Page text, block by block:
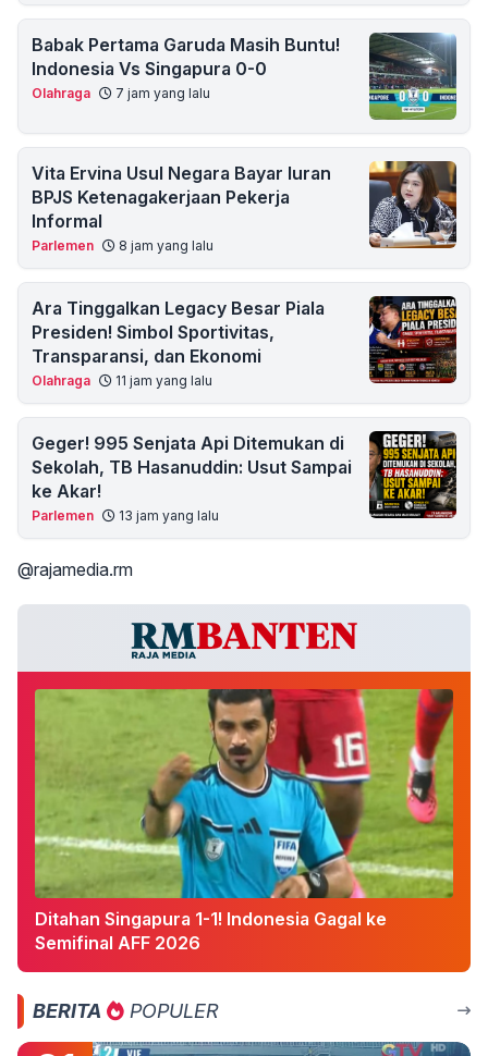
Babak Pertama Garuda Masih Buntu!
Indonesia Vs Singapura 0-0
Olahraga 7 jam yang lalu
Vita Ervina Usul Negara Bayar Iuran
BPJS Ketenagakerjaan Pekerja
Informal
Parlemen 8 jam yang lalu
Ara Tinggalkan Legacy Besar Piala
Presiden! Simbol Sportivitas,
Transparansi, dan Ekonomi
Olahraga 11 jam yang lalu
Geger! 995 Senjata Api Ditemukan di
Sekolah, TB Hasanuddin: Usut Sampai
ke Akar!
Parlemen 13 jam yang lalu
@rajamedia.rm
Ditahan Singapura 1-1! Indonesia Gagal ke
Semifinal AFF 2026
BERITA POPULER